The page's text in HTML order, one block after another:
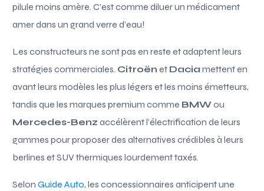
pilule moins amère. C’est comme diluer un médicament
amer dans un grand verre d’eau!
Les constructeurs ne sont pas en reste et adaptent leurs
stratégies commerciales. Citroën et Dacia mettent en
avant leurs modèles les plus légers et les moins émetteurs,
tandis que les marques premium comme BMWou
Mercedes-Benz accélèrent l’électrification de leurs
gammes pour proposer des alternatives crédibles à leurs
berlines et SUV thermiques lourdement taxés.
SelonGuide Auto, les concessionnaires anticipent une